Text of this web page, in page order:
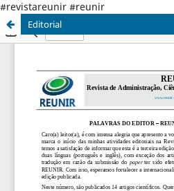
#revistareunir #reunir
Editorial